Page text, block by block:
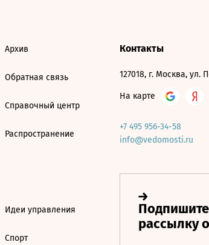
Архив
Обратная связь
Справочный центр
Распространение
Идеи управления
Спорт
Контакты
127018, г. Москва, ул.
На карте
+7 495 956-34-58
info@vedomosti.ru